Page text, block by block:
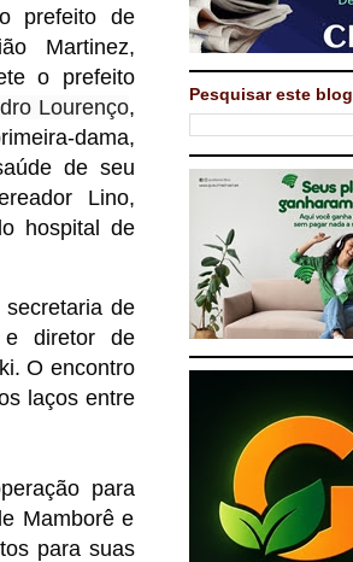
prefeito de
Martinez,
o prefeito
Lourenço,
dama,
de seu
Lino,
hospital de
de
diretor de
O encontro
laços entre
para
Mamborê e
para suas
Pesquisar este blog